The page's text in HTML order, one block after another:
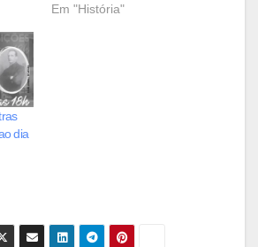
Em "História"
dia